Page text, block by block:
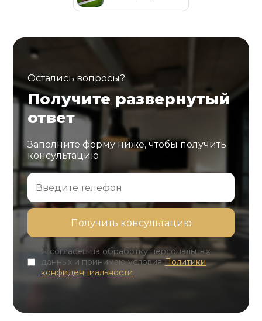
Остались вопросы?
Получите развернутый
ответ
Заполните форму ниже, чтобы получить
консультацию
Я согласен на обработку персональных
данных и принимаю условияПолитики
конфиденциальности